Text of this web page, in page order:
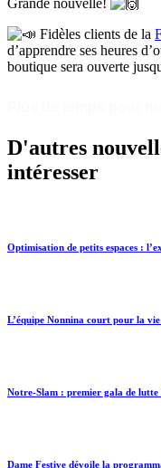
Grande nouvelle!
Fidèles clients de la
d’apprendre ses heures
boutique sera ouverte
D'autres
intéresser
Optimisation de petits espaces :
L’équipe Nonnina court pour la
Notre-Slam : premier gala de
Dame Festive dévoile la